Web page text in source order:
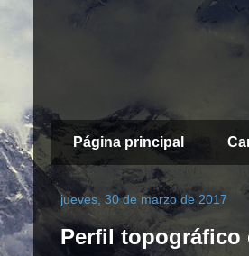
Página principal
jueves, 30 de marzo de 2017
Perfil topográfico